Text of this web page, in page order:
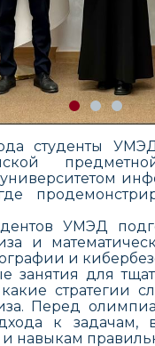
студенты
ов УМЭД
и
и
занятия для
стратегии
Перед
к задачам,
и навыкам